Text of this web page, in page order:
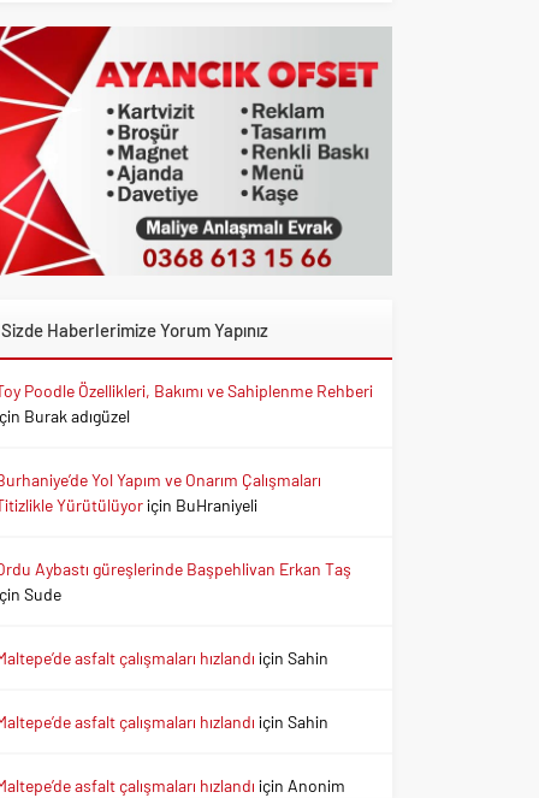
Sizde Haberlerimize Yorum Yapınız
Poodle Özellikleri, Bakımı ve Sahiplenme Rehberi
Burak adıgüzel
Yol Yapım ve Onarım Çalışmaları
Yürütülüyoriçin BuHraniyeli
Aybastı güreşlerinde Başpehlivan Erkan Taş
Sude
asfalt çalışmaları hızlandı içinSahin
asfalt çalışmaları hızlandı içinSahin
asfalt çalışmaları hızlandı için Anonim